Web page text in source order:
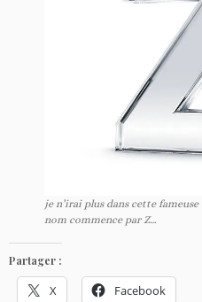
je n’irai plus dans cette
nom commence par Z…
Partager :
X Facebook